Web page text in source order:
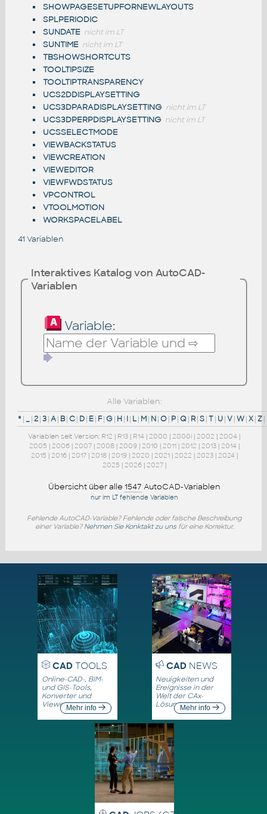
SHOWPAGESETUPFORNEWLAYOUTS
SPLPERIODIC
SUNDATE nicht im LT
SUNTIME nicht im LT
TBSHOWSHORTCUTS
TOOLTIPSIZE
TOOLTIPTRANSPARENCY
UCS2DDISPLAYSETTING
UCS3DPARADISPLAYSETTING nicht im LT
UCS3DPERPDISPLAYSETTING nicht im LT
UCSSELECTMODE
VIEWBACKSTATUS
VIEWCREATION
VIEWEDITOR
VIEWFWDSTATUS
VPCONTROL
VTOOLMOTION
WORKSPACELABEL
41 Variablen
Interaktives Katalog von AutoCAD-
Variablen
Variable:
Alle Variablen:
*|_|2|3|A| B|C| D| E| F|G| H| I| L| M| N|O| P|Q| R|S|T| U|V|W|X|Z|
Variablen seit Version: R12 | R13 | R14 | 2000 | 2000i | 2002 | 2004 |
2005 | 2006| 2007| 2008| 2009| 2010 | 2011| 2012 | 2013| 2014|
2015 | 2016| 2017| 2018| 2019| 2020 | 2021| 2022 | 2023| 2024|
2025 | 2026| 2027|
Übersicht über alle 1547 AutoCAD-Variablen
nur im LT fehlende Variablen
Fehlende AutoCAD-Variable? Fehlende oder falsche Beschreibung
einer Variable? Nehmen Sie Konktakt zu unsfür eine Korrektur.
CADTOOLS
Online-CAD-, BIM-
und GIS-Tools,
Konverter und
ViewerMehr info
CADNEWS
Neuigkeiten und
Ereignisse in der
Welt der CAx-
LösungenMehr info